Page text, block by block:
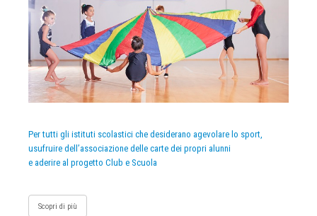
Per tutti gli istituti scolastici che desiderano agevolare lo sport,
usufruire dell’associazione delle carte dei propri alunni
e aderire al progetto Club e Scuola
Scopri di più